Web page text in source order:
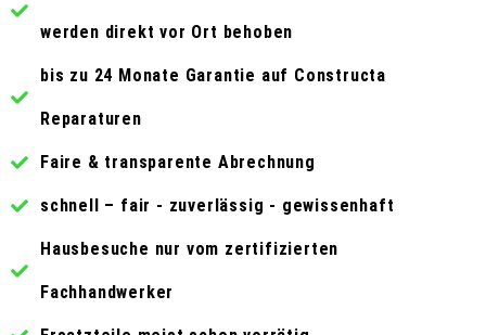
werden direkt vor Ort behoben
bis zu 24 Monate Garantie auf Constructa
Reparaturen
Faire & transparente Abrechnung
schnell – fair - zuverlässig - gewissenhaft
Hausbesuche nur vom zertifizierten
Fachhandwerker